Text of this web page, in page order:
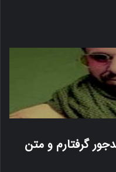
گرفتارم و متن